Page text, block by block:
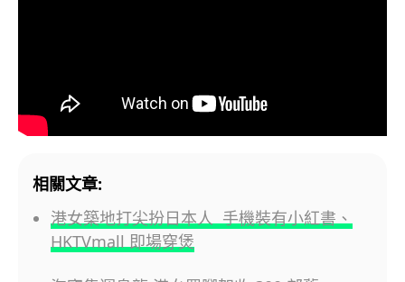
相關文章:
港女築地打尖扮日本人 手機裝有小紅書、
HKTVmall 即場穿煲